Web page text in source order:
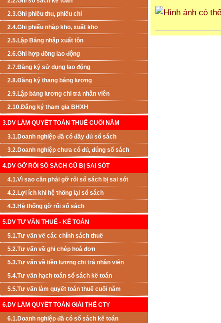
2.3.Ghi phiếu thu, phiếu chi
2.4.Ghi phiếu nhập kho, xuất kho
2.5.Lập Bảng nhập xuất tồn
2.6.Ghi hợp đồng lao động
2.7.Đăng ký sử dụng lao động
2.8.Đăng ký thang bảng lương
2.9.Lập bảng lương chi trả nhân viên
2.10.Đăng ký tham gia BHXH
3.DV LÀM QUYẾT TOÁN THUẾ CUỐI NĂM
3.1.Doanh nghiệp đã có đầy đủ sổ sách
3.2.Doanh nghiệp chưa có đủ, đúng sổ sách
4.DV GỠ RỐI SỔ SÁCH CŨ BỊ SAI SÓT
4.1.Vì sao cần phải gỡ rối sổ sách bị sai sót
4.2.Lợi ích khi hệ thống lại sổ sách
4.3.Hệ thống gỡ rối sổ sách
5.DV TƯ VẤN THUẾ - KẾ TOÁN
5.1.Tư vấn về các chính sách thuế
5.2.Tư vấn về ghi chép hoá đơn
5.3.Tư vấn về tiền lương chi trả nhân viên
5.4.Tư vấn hạch toán sổ sách kế toán
5.5.Tư vấn làm quyết toán thuế cuối năm
6.DV LÀM QUYẾT TOÁN GIẢI THỂ CTY
6.1.Doanh nghiệp đã có sổ sách kế toán